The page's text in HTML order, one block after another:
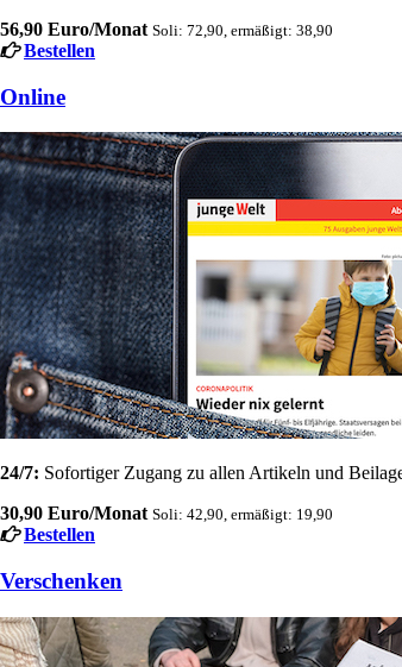
56,90 Euro/Monat Soli: 72,90, ermäßigt: 38,90
Bestellen
Online
24/7: Sofortiger Zugang zu allen Artikeln und
30,90 Euro/Monat Soli: 42,90, ermäßigt: 19,90
Bestellen
Verschenken